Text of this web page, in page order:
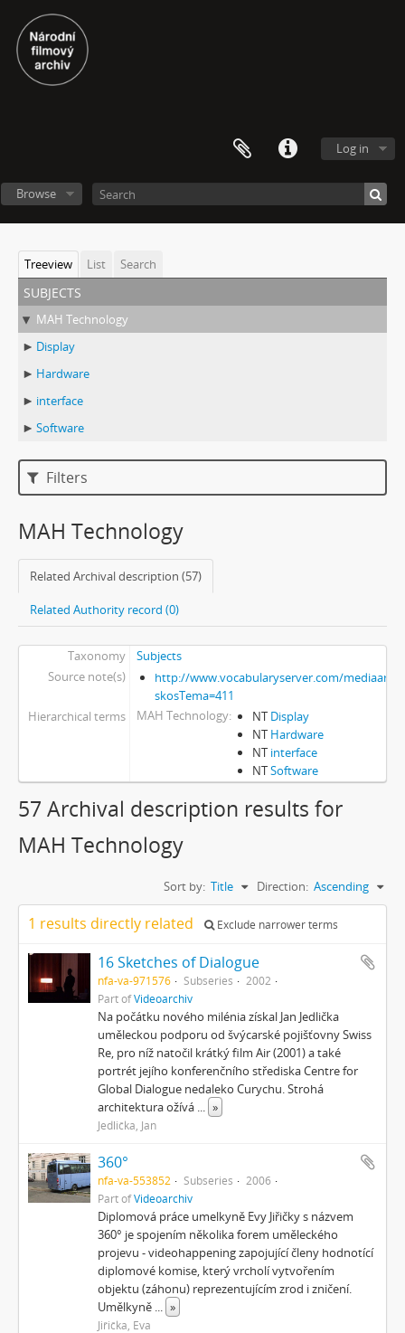
Log in
Browse
Treeview List Search
subjects
MAH Technology
Display
Hardware
interface
Software
Filters
MAH Technology
Related Archival description (57)
Related Authority record (0)
Taxonomy
Subjects
Source note(s)
http://www.vocabularyserver.com/mediaart/
skosTema=411
Hierarchical terms
MAH Technology NT Display
NT Hardware
NT interface
NTSoftware
57 Archival description results for
MAH Technology
Sort by: Title Direction: Ascending
1 results directly related Exclude narrower terms
16 Sketches of Dialogue
nfa-va-971576 Subseries
2002
Part ofVideoarchiv
Na počátku nového milénia získal Jan Jedlička
uměleckou podporu od švýcarské pojišťovny Swiss
Re, pro níž natočil krátký film Air (2001) a také
portrét jejího konferenčního střediska Centre for
Global Dialogue nedaleko Curychu. Strohá
architektura ožívá ... »
Jedlička, Jan
360°
nfa-va-553852 Subseries
2006
Part ofVideoarchiv
Diplomová práce umelkyně Evy Jiřičky s názvem
360° je spojením několika forem uměleckého
projevu - videohappening zapojující členy hodnotící
diplomové komise, který vrcholí vytvořením
objektu (záhonu) reprezentujícím zrod i zničení.
Umělkyně ... »
Jiřička, Eva